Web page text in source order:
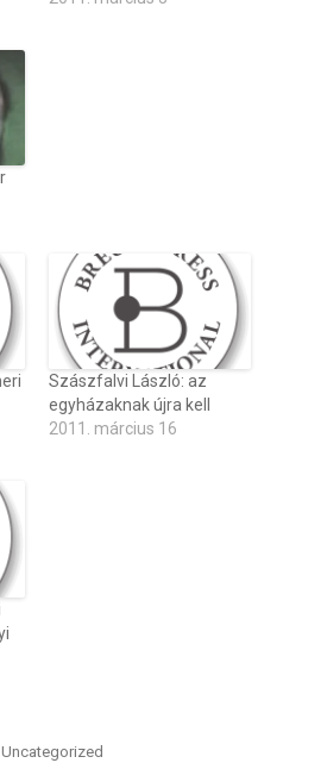
Szászfalvi László: az
egyházaknak újra kell
2011. március 16
Uncategorized